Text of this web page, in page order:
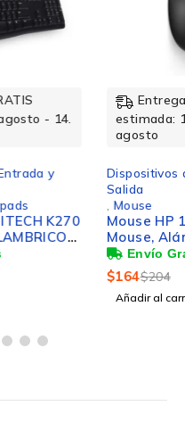
Entrega GRATIS
estimada: 11. agosto - 14.
de Entrada y
Mouse
HP 125 Wired
Alámbrico, USB,
Negro